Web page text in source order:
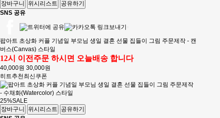
장바구니 위시리스트
공유하기
SNS 공유
팝아트 초상화 커플 기념일 부모님 생일 결혼 선물 집들이 그림 주문제작 - 캔
버스(Canvas) 스타일
12시 이전주문 하시면 오늘배송 합니다
40,000원 30,000원
히트추천최신쿠폰
25%SALE
장바구니
위시리스트
공유하기